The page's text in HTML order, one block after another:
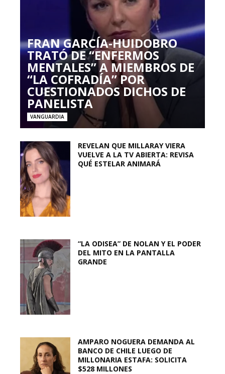
FRAN GARCÍA-HUIDOBRO
TRATÓ DE “ENFERMOS
MENTALES” A MIEMBROS DE
“LA COFRADÍA” POR
CUESTIONADOS DICHOS DE
PANELISTA
VANGUARDIA
REVELAN QUE MILLARAY VIERA
VUELVE A LA TV ABIERTA: REVISA
QUÉ ESTELAR ANIMARÁ
“LA ODISEA” DE NOLAN Y EL PODER
DEL MITO EN LA PANTALLA
GRANDE
AMPARO NOGUERA DEMANDA AL
BANCO DE CHILE LUEGO DE
MILLONARIA ESTAFA: SOLICITA
$528 MILLONES